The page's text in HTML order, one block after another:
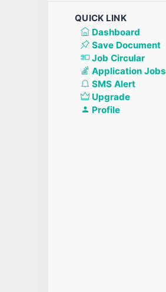
QUICK LINK
Dashboard
Save Document
Job Circular
Application Jobs
SMS Alert
Upgrade
Profile